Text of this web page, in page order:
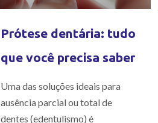
Prótese dentária: tudo
que você precisa saber
Uma das soluções ideais para
ausência parcial ou total de
dentes (edentulismo) é